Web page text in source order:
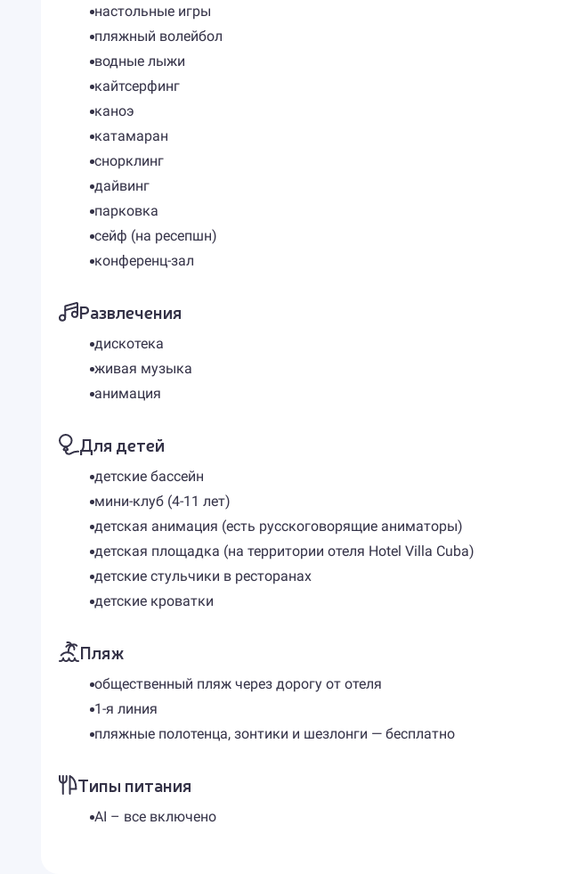
настольные игры
пляжный волейбол
водные лыжи
кайтсерфинг
каноэ
катамаран
снорклинг
дайвинг
парковка
сейф (на ресепшн)
конференц-зал
Развлечения
дискотека
живая музыка
анимация
Для детей
детские бассейн
мини-клуб (4-11 лет)
детская анимация (есть русскоговорящие аниматоры)
детская площадка (на территории отеля Hotel Villa Cuba)
детские стульчики в ресторанах
детские кроватки
Пляж
общественный пляж через дорогу от отеля
1-я линия
пляжные полотенца, зонтики и шезлонги — бесплатно
Типы питания
AI – все включено